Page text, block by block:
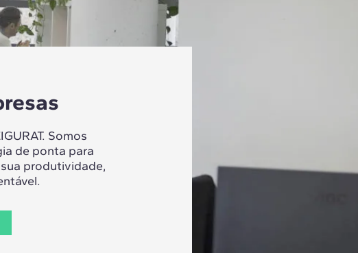
Somos
de ponta para
produtividade,